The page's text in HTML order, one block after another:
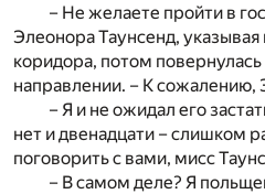
– Не желаете пройти в
Элеонора Таунсенд, указывая
коридора, потом
направлении. – К сожалению,
– Я и не ожидал его
нет и двенадцати – слишком
поговорить с вами, мисс
– В самом деле? Я